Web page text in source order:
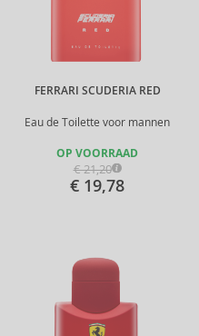
FERRARI SCUDERIA RED
Eau de Toilette voor mannen
OP VOORRAAD
€ 21,20
€ 19,78